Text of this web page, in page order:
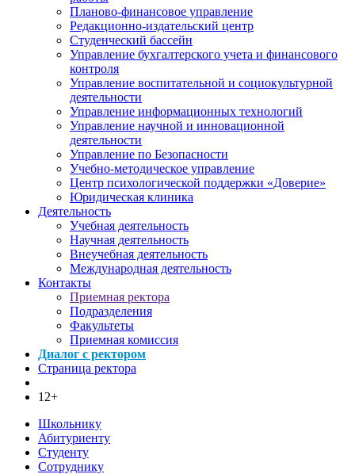
Планово-финансовое управление
Редакционно-издательский центр
Студенческий бассейн
Управление бухгалтерского учета и финансового
контроля
Управление воспитательной и социокультурной
деятельности
Управление информационных технологий
Управление научной и инновационной
деятельности
Управление по Безопасности
Учебно-методическое управление
Центр психологической поддержки «Доверие»
Юридическая клиника
Деятельность
Учебная деятельность
Научная деятельность
Внеучебная деятельность
Международная деятельность
Контакты
Приемная ректора
Подразделения
Факультеты
Приемная комиссия
Диалог с ректором
Страница ректора
12+
Школьнику
Абитуриенту
Студенту
Сотруднику